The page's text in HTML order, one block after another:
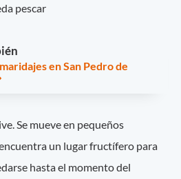
pescar
en San Pedro de
Se mueve en pequeños
un lugar fructífero para
hasta el momento del